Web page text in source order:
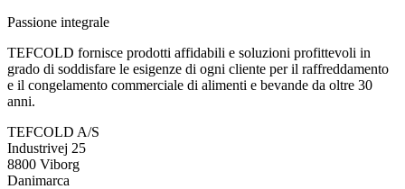
Passione integrale
TEFCOLD fornisce prodotti affidabili e soluzioni profittevoli in
grado di soddisfare le esigenze di ogni cliente per il raffreddamento
e il congelamento commerciale di alimenti e bevande da oltre 30
anni.
TEFCOLD A/S
Industrivej 25
8800 Viborg
Danimarca